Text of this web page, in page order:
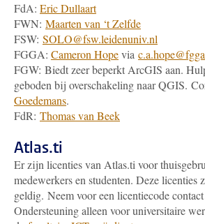
FdA: Eric Dullaart
FWN: Maarten van ‘t Zelfde
FSW: SOLO@fsw.leidenuniv.nl
FGGA: Cameron Hopevia
FGW: Biedt zeer beperkt ArcGIS aan.
geboden bij overschakeling naar QGIS.
Goedemans.
FdR: Thomas van Beek
Atlas.ti
Er zijn licenties van Atlas.ti voor
medewerkers en studenten. Deze licenties
geldig. Neem voor een licentiecode
Ondersteuning alleen voor universitaire